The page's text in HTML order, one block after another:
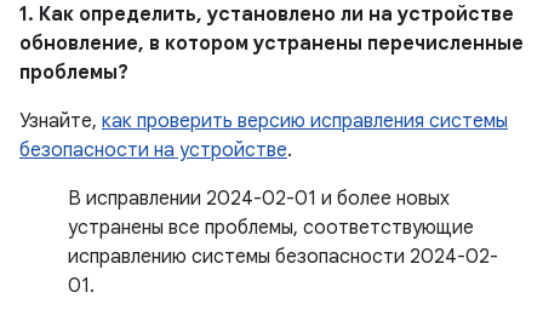
1. Как определить, установлено ли на устройстве
обновление, в котором устранены перечисленные
проблемы?
Узнайте, как проверить версию исправления системы
безопасности на устройстве.
В исправлении 2024-02-01 и более новых
устранены все проблемы, соответствующие
исправлению системы безопасности 2024-02-
01.